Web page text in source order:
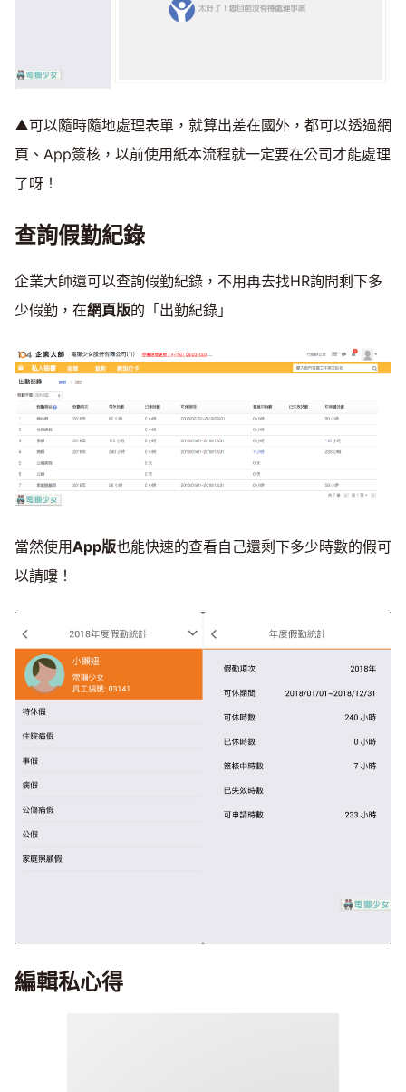
▲可以隨時隨地處理表單，就算出差在國外，都可以透過網
頁、App簽核，以前使用紙本流程就一定要在公司才能處理
了呀！
查詢假勤紀錄
企業大師還可以查詢假勤紀錄，不用再去找HR詢問剩下多
少假勤，在網頁版的「出勤紀錄」
當然使用App版也能快速的查看自己還剩下多少時數的假可
以請嘍！
編輯私心得